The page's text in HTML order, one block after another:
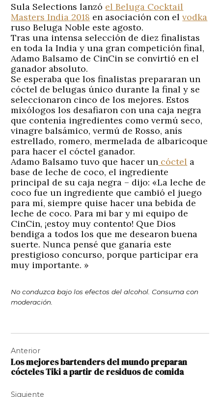
Sula Selections lanzó el Beluga Cocktail
Masters India 2018 en asociación con elvodka
ruso Beluga Noble este agosto.
Tras una intensa selección de diez finalistas
en toda la India y una gran competición final,
Adamo Balsamo de CinCin se convirtió en el
ganador absoluto.
Se esperaba que los finalistas prepararan un
cóctel de belugas único durante la final y se
seleccionaron cinco de los mejores. Estos
mixólogos los desafiaron con una caja negra
que contenía ingredientes como vermú seco,
vinagre balsámico, vermú de Rosso, anís
estrellado, romero, mermelada de albaricoque
para hacer el cóctel ganador.
Adamo Balsamo tuvo que hacer un cóctel a
base de leche de coco, el ingrediente
principal de su caja negra – dijo: «La leche de
coco fue un ingrediente que cambió el juego
para mí, siempre quise hacer una bebida de
leche de coco. Para mi bar y mi equipo de
CinCin, ¡estoy muy contento! Que Dios
bendiga a todos los que me desearon buena
suerte. Nunca pensé que ganaría este
prestigioso concurso, porque participar era
muy importante. »
No conduzca bajo los efectos del alcohol. Consuma con
moderación.
de
entradas
Anterior
Los mejores bartenders del mundo preparan
cócteles Tiki a partir de residuos de comida
Siguiente